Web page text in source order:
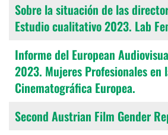
Sobre la situación de las
Estudio cualitativo 2023. Lab
Informe del European
2023. Mujeres Profesionales en
Cinematográfica Europea.
Second Austrian Film Gender